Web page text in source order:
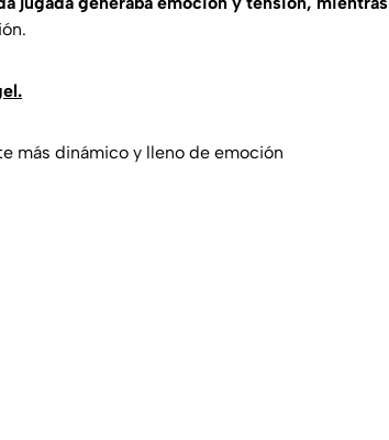
más dinámico y lleno de emoción